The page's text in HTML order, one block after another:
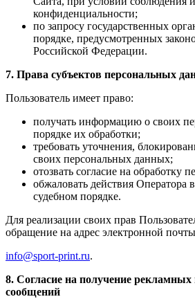
конфиденциальности;
по запросу государственных
порядке, предусмотренных
Российской Федерации.
7. Права субъектов персональных
Пользователь имеет право:
получать информацию о своих
порядке их обработки;
требовать уточнения,
своих персональных данных;
отозвать согласие на обработку
обжаловать действия Оператора
судебном порядке.
Для реализации своих прав
обращение на адрес электронной
info@sport-print.ru.
8. Согласие на получение
сообщений